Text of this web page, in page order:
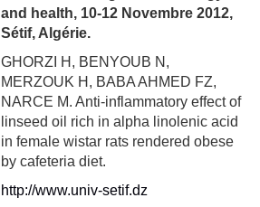
and health, 10-12 Novembre 2012,
Sétif, Algérie.
GHORZI H, BENYOUB N,
MERZOUK H, BABA AHMED FZ,
NARCE M. Anti-inflammatory effect of
linseed oil rich in alpha linolenic acid
in female wistar rats rendered obese
by cafeteria diet.
http://www.univ-setif.dz